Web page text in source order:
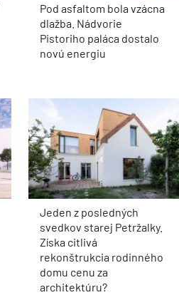
Pod asfaltom bola vzácna
dlažba. Nádvorie
Pistoriho paláca dostalo
novú energiu
Jeden z posledných
svedkov starej Petržalky.
Získa citlivá
rekonštrukcia rodinného
domu cenu za
architektúru?